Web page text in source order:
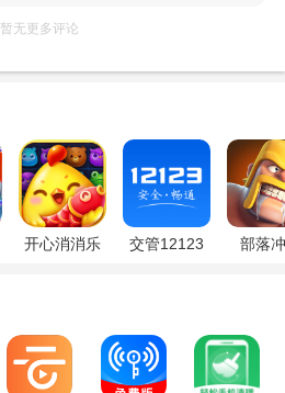
暂无更多评论
开心消消乐 交管12123 部落